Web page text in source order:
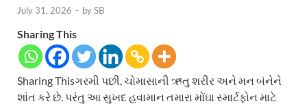
July 31, 2026 - bySB
Sharing This
Sharing Thisગરમી પછી, ચોમાસાની ઋતુ શરીર અને મન બંનેને
શાંત કરે છે. પરંતુ આ સુખદ હવામાન તમારા મોંઘા સ્માર્ટફોન માટે